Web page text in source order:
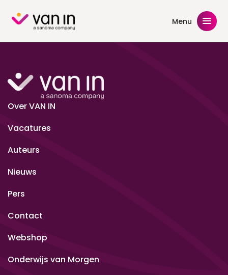
content Menu
Over VAN IN
Vacatures
Auteurs
Nieuws
Pers
Contact
Webshop
Onderwijs van Morgen